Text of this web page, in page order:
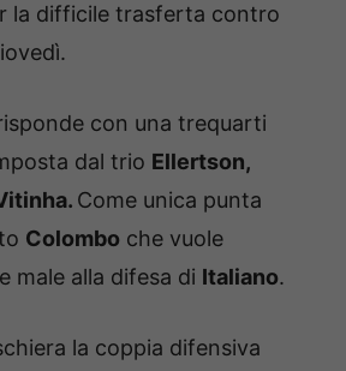
la difficile trasferta contro
con una trequarti
dal trio Ellertson,
Come unica punta
Colombo che vuole
male alla difesa di Italiano.
la coppia difensiva